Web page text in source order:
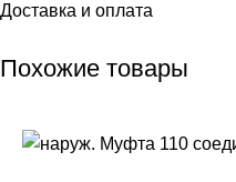
Доставка и оплата
Похожие товары